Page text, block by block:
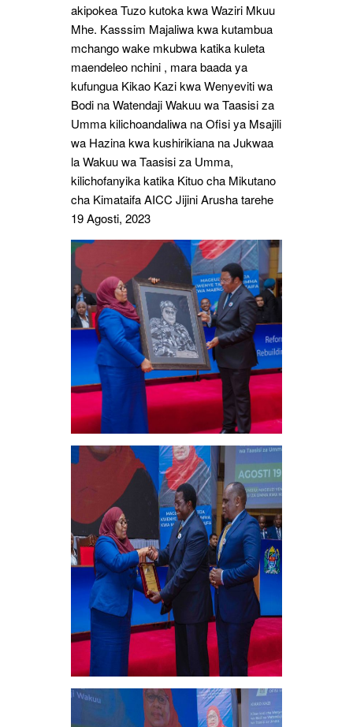
akipokea Tuzo kutoka kwa Waziri Mkuu
Mhe. Kasssim Majaliwa kwa kutambua
mchango wake mkubwa katika kuleta
maendeleo nchini , mara baada ya
kufungua Kikao Kazi kwa Wenyeviti wa
Bodi na Watendaji Wakuu wa Taasisi za
Umma kilichoandaliwa na Ofisi ya Msajili
wa Hazina kwa kushirikiana na Jukwaa
la Wakuu wa Taasisi za Umma,
kilichofanyika katika Kituo cha Mikutano
cha Kimataifa AICC Jijini Arusha tarehe
19 Agosti, 2023